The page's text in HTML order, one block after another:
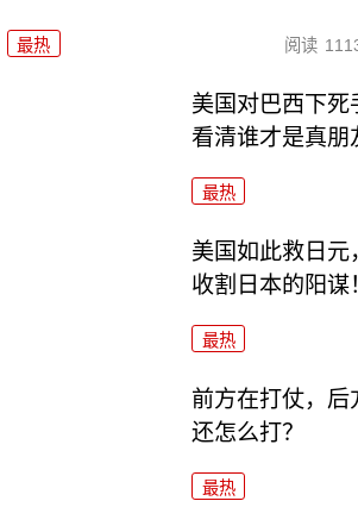
最热 阅读
美国对巴西下
看清谁才是真朋
最热
美国如此救日元
收割日本的阳谋
最热
前方在打仗，后
还怎么打？
最热